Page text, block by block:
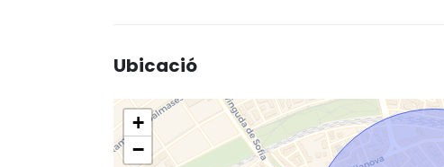
Ubicació
+
−